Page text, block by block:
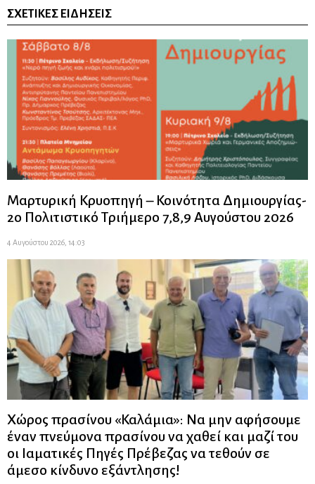
ΣΧΕΤΙΚΈΣ ΕΙΔΉΣΕΙΣ
Μαρτυρική Κρυοπηγή – Κοινότητα Δημιουργίας-
2ο Πολιτιστικό Τριήμερο 7,8,9 Αυγούστου 2026
4 Αυγούστου 2026, 14:03
Χώρος πρασίνου «Καλάμια»: Να μην αφήσουμε
έναν πνεύμονα πρασίνου να χαθεί και μαζί του
οι Ιαματικές Πηγές Πρέβεζας να τεθούν σε
άμεσο κίνδυνο εξάντλησης!